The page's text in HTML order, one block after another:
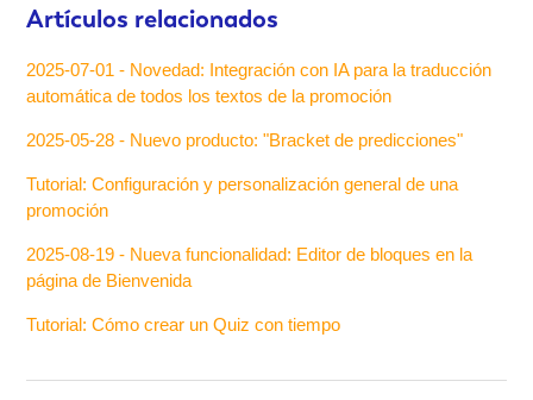
Artículos relacionados
2025-07-01 - Novedad: Integración con IA para la traducción
automática de todos los textos de la promoción
2025-05-28 - Nuevo producto: "Bracket de predicciones"
Tutorial: Configuración y personalización general de una
promoción
2025-08-19 - Nueva funcionalidad: Editor de bloques en la
página de Bienvenida
Tutorial: Cómo crear un Quiz con tiempo